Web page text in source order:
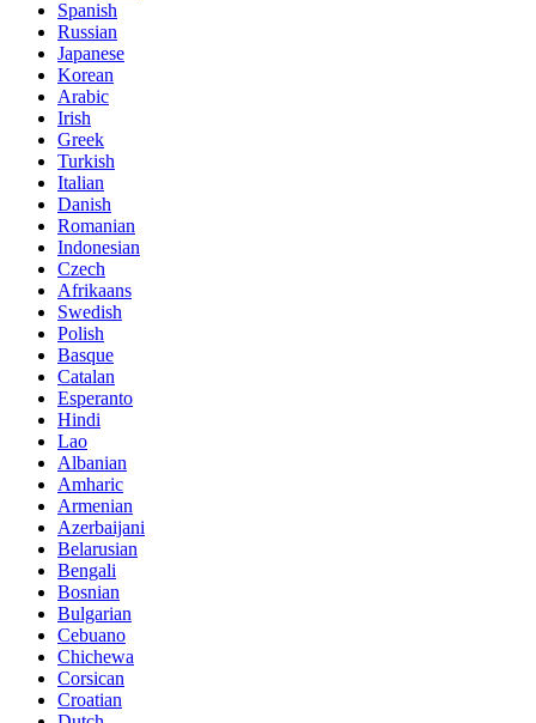
Spanish
Russian
Japanese
Korean
Arabic
Irish
Greek
Turkish
Italian
Danish
Romanian
Indonesian
Czech
Afrikaans
Swedish
Polish
Basque
Catalan
Esperanto
Hindi
Lao
Albanian
Amharic
Armenian
Azerbaijani
Belarusian
Bengali
Bosnian
Bulgarian
Cebuano
Chichewa
Corsican
Croatian